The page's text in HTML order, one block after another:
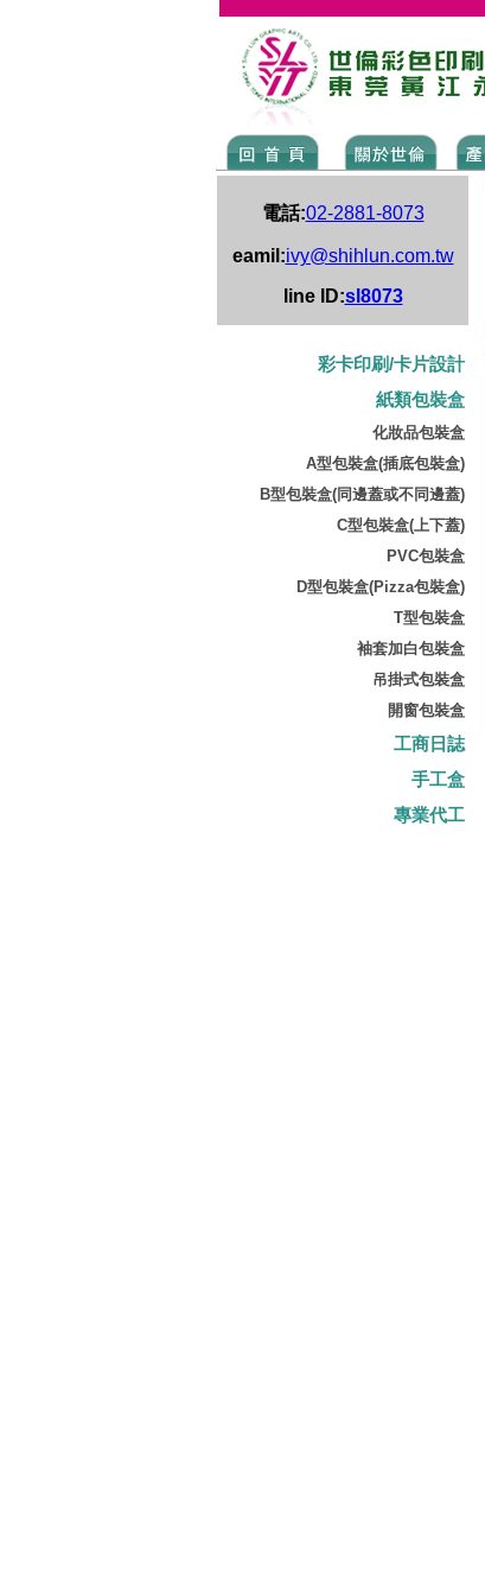
電話:02-2881-8073
eamil:ivy@shihlun.com.tw
line ID:sl8073
彩卡印刷/卡片設計
紙類包裝盒
化妝品包裝盒
A型包裝盒(插底包裝盒)
B型包裝盒(同邊蓋或不同邊蓋)
C型包裝盒(上下蓋)
PVC包裝盒
D型包裝盒(Pizza包裝盒)
T型包裝盒
袖套加白包裝盒
吊掛式包裝盒
開窗包裝盒
工商日誌
手工盒
專業代工